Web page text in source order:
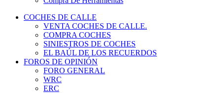
COCHES DE CALLE
VENTA COCHES DE CALLE.
COMPRA COCHES
SINIESTROS DE COCHES
EL BAÚL DE LOS RECUERDOS
FOROS DE OPINIÓN
FORO GENERAL
WRC
ERC
CERA